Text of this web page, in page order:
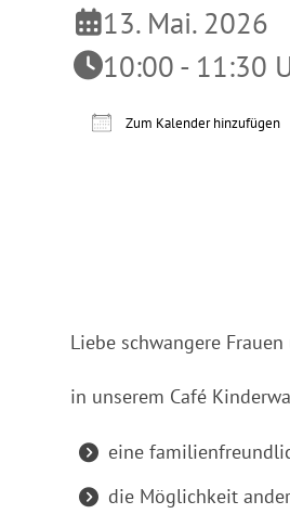
13. Mai. 2026
10:00 - 11:30
Zum Kalender hinzufügen
Liebe schwangere
in unserem Café
eine
die Möglichkeit